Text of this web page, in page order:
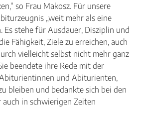
so Frau Makosz. Für unsere
„weit mehr als eine
Es stehe für Ausdauer, Disziplin und
Fähigkeit, Ziele zu erreichen, auch
vielleicht selbst nicht mehr ganz
beendete ihre Rede mit der
und Abiturienten,
bleiben und bedankte sich bei den
in schwierigen Zeiten